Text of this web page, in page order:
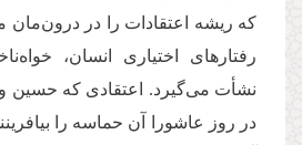
كه ریشه اعتقادات را در
رفتارهای اختیاری انسان،
نشأت می‌‌گیرد. اعتقادی كه حسین
در روز عاشورا آن حماسه را